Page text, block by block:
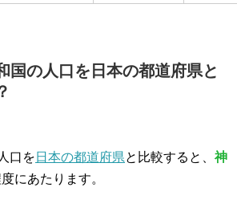
国の人口を日本の都道府県と
口を 日本の都道府県と比較すると、 神
にあたります。